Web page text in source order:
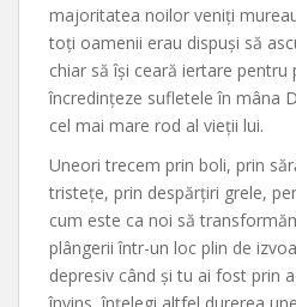
majoritatea noilor veniți
toți oamenii erau dispuși să
chiar să își ceară iertare pentru
încredințeze sufletele în mâna
cel mai mare rod al vieții lui.
Uneori trecem prin boli, prin
tristețe, prin despărțiri grele,
cum este ca noi să
plângerii într-un loc plin de
depresiv când și tu ai fost prin
învins, înțelegi altfel durerea